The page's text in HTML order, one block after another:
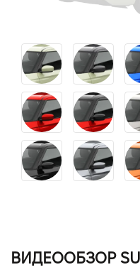
ВИДЕООБЗОР